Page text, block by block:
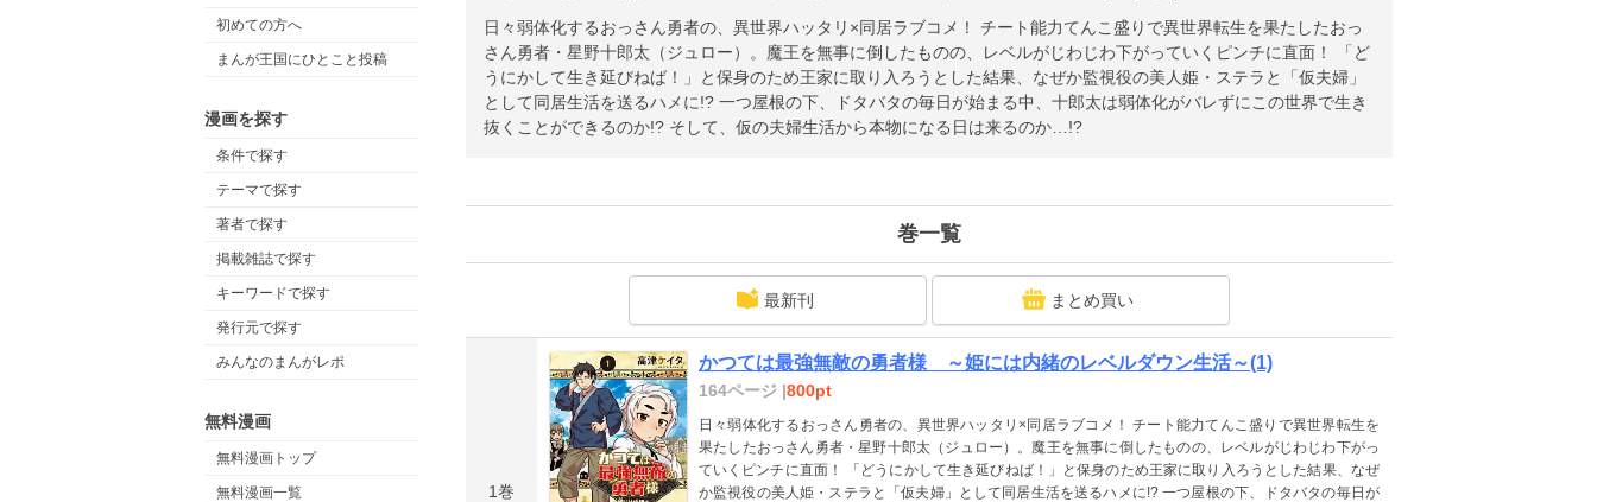
初めての方へ
まんが王国にひとこと投稿
漫画を探す
条件で探す
テーマで探す
著者で探す
掲載雑誌で探す
キーワードで探す
発行元で探す
みんなのまんがレポ
無料漫画
無料漫画トップ
無料漫画一覧
日々弱体化するおっさん勇者の、異世界ハッタリ×同居ラブコメ！ チート能力てんこ盛りで異世界転生を果たしたおっ
さん勇者・星野十郎太（ジュロー）。魔王を無事に倒したものの、レベルがじわじわ下がっていくピンチに直面！ 「ど
うにかして生き延びねば！」と保身のため王家に取り入ろうとした結果、なぜか監視役の美人姫・ステラと「仮夫婦」
として同居生活を送るハメに!? 一つ屋根の下、ドタバタの毎日が始まる中、十郎太は弱体化がバレずにこの世界で生き
抜くことができるのか!? そして、仮の夫婦生活から本物になる日は来るのか…!?
巻一覧
最新刊 まとめ買い
1巻
かつては最強無敵の勇者様 ～姫には内緒のレベルダウン生活～(1)
164ページ |800pt
日々弱体化するおっさん勇者の、異世界ハッタリ×同居ラブコメ！ チート能力てんこ盛りで異世界転生を
果たしたおっさん勇者・星野十郎太（ジュロー）。魔王を無事に倒したものの、レベルがじわじわ下がっ
ていくピンチに直面！ 「どうにかして生き延びねば！」と保身のため王家に取り入ろうとした結果、なぜ
か監視役の美人姫・ステラと「仮夫婦」として同居生活を送るハメに!? 一つ屋根の下、ドタバタの毎日が